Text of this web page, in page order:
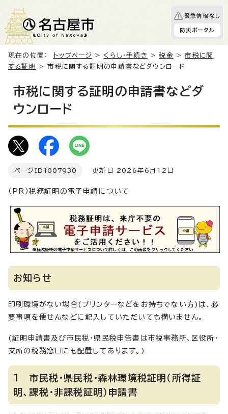
緊急情報なし
防災ポータル
現在の位置： トップページ > くらし・手続き >税金 >市税に関
する証明
> 市税に関する証明の申請書などダウンロード
市税に関する証明の申請書などダ
ウンロード
ページID 1007930 更新日 2026年6月12日
（PR）税務証明の電子申請について
お知らせ
印刷環境がない場合(プリンターなどをお持ちでない方)は、必
要事項を便せんなどに記入していただいても構いません。
(証明申請書及び市民税・県民税申告書は市税事務所、区役所・
支所の税務窓口にも配置してあります。)
1 市民税・県民税・森林環境税証明（所得証
明、課税・非課税証明）申請書